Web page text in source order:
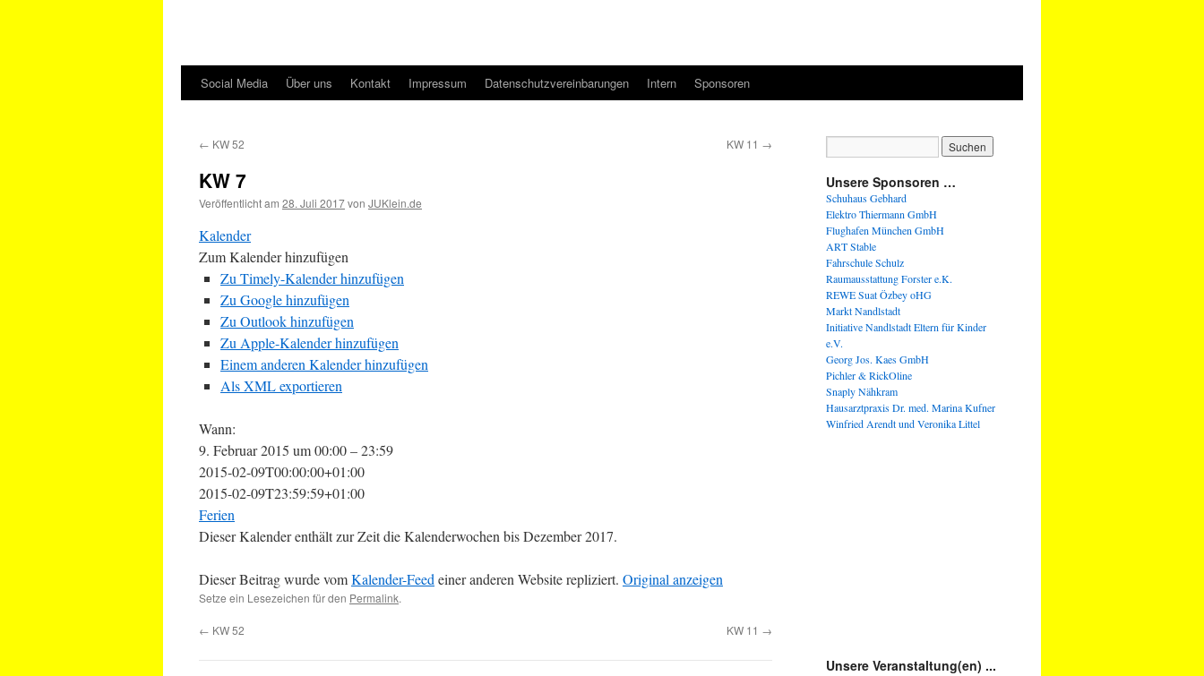
Social Media Über uns Kontakt Impressum Datenschutzvereinbarungen Intern Sponsoren
← KW 52 KW 11 →
KW 7
Veröffentlicht am 28. Juli 2017von JUKlein.de
Kalender
Zum Kalender hinzufügen
Zu Timely-Kalender hinzufügen
Zu Google hinzufügen
Zu Outlook hinzufügen
Zu Apple-Kalender hinzufügen
Einem anderen Kalender hinzufügen
Als XML exportieren
Wann:
9. Februar 2015 um 00:00 – 23:59
2015-02-09T00:00:00+01:00
2015-02-09T23:59:59+01:00
Ferien
Dieser Kalender enthält zur Zeit die Kalenderwochen bis Dezember 2017.
Dieser Beitrag wurde vomKalender-Feed einer anderen Website repliziert. Original anzeigen
Setze ein Lesezeichen für den Permalink.
← KW 52 KW 11 →
Unsere Sponsoren …
Schuhaus Gebhard
Elektro Thiermann GmbH
Flughafen München GmbH
ART Stable
Fahrschule Schulz
Raumausstattung Forster e.K.
REWE Suat Özbey oHG
Markt Nandlstadt
Initiative Nandlstadt Eltern für Kinder
e.V.
Georg Jos. Kaes GmbH
Pichler & RickOline
Snaply Nähkram
Hausarztpraxis Dr. med. Marina Kufner
Winfried Arendt und Veronika Littel
Unsere Veranstaltung(en) ...